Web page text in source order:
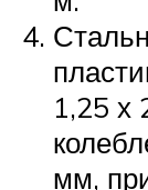
1,25 х
мм,